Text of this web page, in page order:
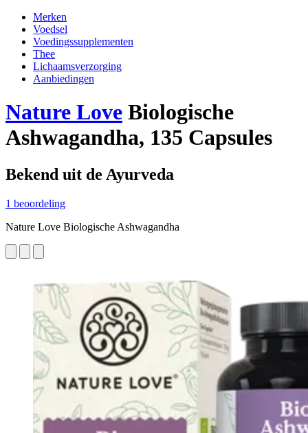
Merken
Voedsel
Voedingssupplementen
Thee
Lichaamsverzorging
Aanbiedingen
Nature Love Biologische
Ashwagandha, 135 Capsules
Bekend uit de Ayurveda
1 beoordeling
Nature Love Biologische Ashwagandha